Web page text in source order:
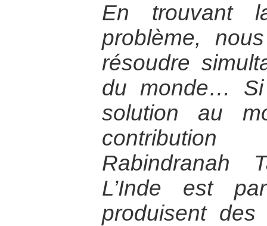
En trouvant
problème,
résoudre
du monde… Si
solution au
contribution
Rabindranah
L’Inde est
produisent